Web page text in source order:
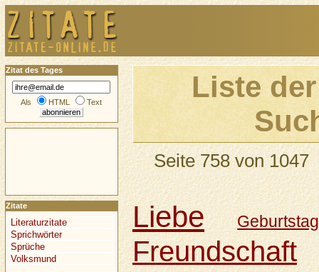
Liste
Seite 758 von 1047
Liebe Geburtstag
Freundschaft
Zitat des Tages
Als HTML Text
Zitate
Literaturzitate
Sprichwörter
Sprüche
Volksmund